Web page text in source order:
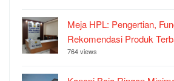
Meja HPL: Pengertian,
Rekomendasi Produk
764 views